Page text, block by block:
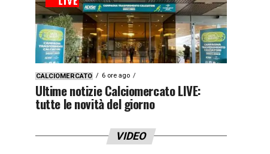
CALCIOMERCATO 6 ore ago
Ultime notizie Calciomercato LIVE:
tutte le novità del giorno
VIDEO